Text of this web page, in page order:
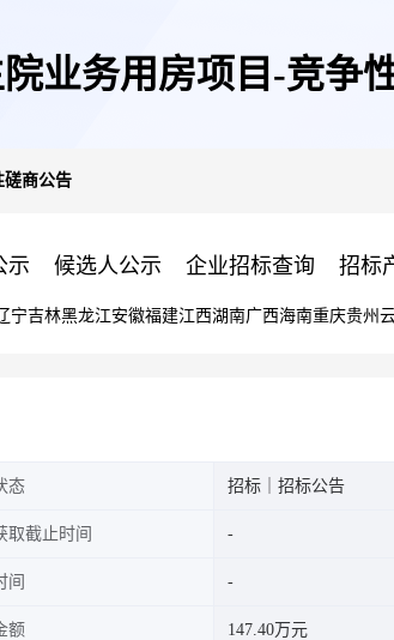
业务用房项目-竞争
磋商公告
示 候选人公示 企业招标查询 招标
宁吉林黑龙江安徽福建江西湖南广西海南重庆贵州
态 招标｜招标公告
取截止时间
间
额 147.40万元